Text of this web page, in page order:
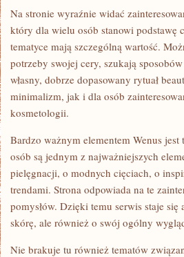
Na stronie wyraźnie widać
który dla wielu osób stanowi podstawę
tematyce mają szczególną wartość.
potrzeby swojej cery, szukają
własny, dobrze dopasowany rytuał
minimalizm, jak i dla osób
kosmetologii.
Bardzo ważnym elementem Wenus jest
osób są jednym z najważniejszych
pielęgnacji, o modnych cięciach, o
trendami. Strona odpowiada na te
pomysłów. Dzięki temu serwis staje
skórę, ale również o swój ogólny
Nie brakuje tu również tematów